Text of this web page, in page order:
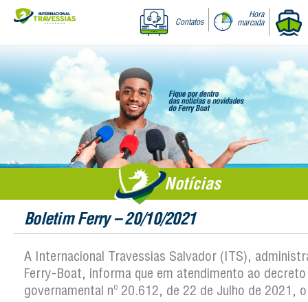
Contatos
Hora
marcada
Notícias
Boletim Ferry – 20/10/2021
A Internacional Travessias Salvador (ITS),
Ferry-Boat, informa que em atendimento ao decreto
governamental nº 20.612, de 22 de Julho de 2021,